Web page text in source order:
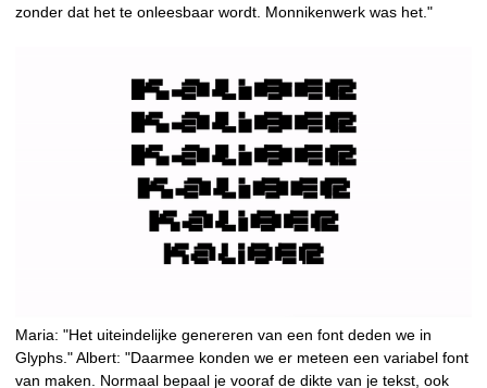
zonder dat het te onleesbaar wordt. Monnikenwerk was het."
Maria: "Het uiteindelijke genereren van een font deden we in
Glyphs." Albert: "Daarmee konden we er meteen een variabel font
van maken. Normaal bepaal je vooraf de dikte van je tekst, ook